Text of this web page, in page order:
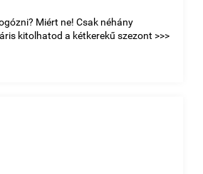
Miért ne! Csak néhány
kitolhatod a kétkerekű szezont >>>